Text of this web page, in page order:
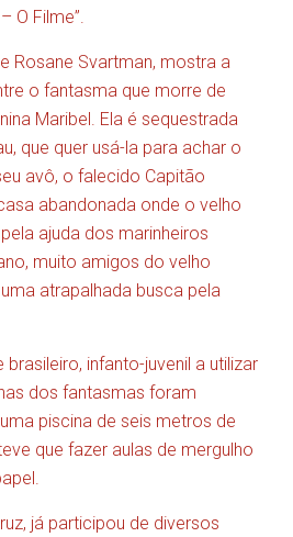
O Filme”.
Rosane Svartman, mostra a
o fantasma que morre de
Maribel. Ela é sequestrada
que quer usá-la para achar o
avô, o falecido Capitão
abandonada onde o velho
ajuda dos marinheiros
muito amigos do velho
atrapalhada busca pela
brasileiro, infanto-juvenil a utilizar
dos fantasmas foram
piscina de seis metros de
que fazer aulas de mergulho
já participou de diversos